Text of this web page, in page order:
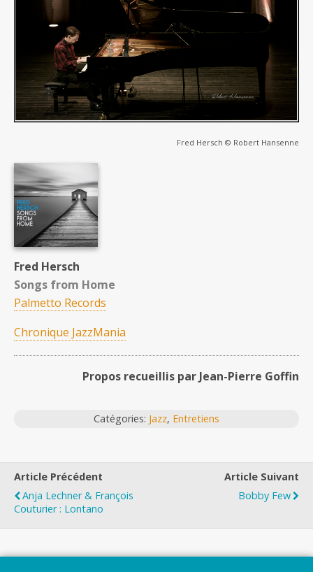
Fred Hersch © Robert Hansenne
Fred Hersch
Songs from Home
Palmetto Records
Chronique JazzMania
Propos recueillis par Jean-Pierre Goffin
Catégories: Jazz, Entretiens
Article Précédent
Anja Lechner & François
Couturier : Lontano
Article Suivant
Bobby Few